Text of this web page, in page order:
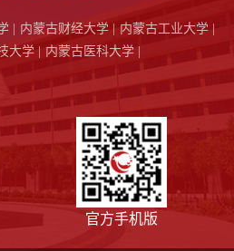
| 内蒙古财经大学 |
内蒙古工业大学 |
大学 |
内蒙古医科大学 |
官方手机版